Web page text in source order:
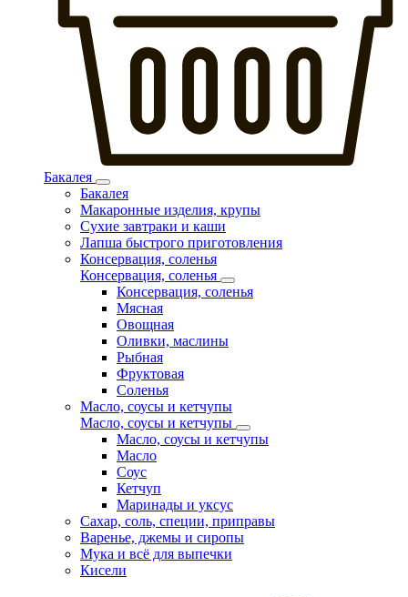
Бакалея
Бакалея
Макаронные изделия, крупы
Сухие завтраки и каши
Лапша быстрого приготовления
Консервация, соленья
Консервация, соленья
Консервация, соленья
Мясная
Овощная
Оливки, маслины
Рыбная
Фруктовая
Соленья
Масло, соусы и кетчупы
Масло, соусы и кетчупы
Масло, соусы и кетчупы
Масло
Соус
Кетчуп
Маринады и уксус
Сахар, соль, специи, приправы
Варенье, джемы и сиропы
Мука и всё для выпечки
Кисели